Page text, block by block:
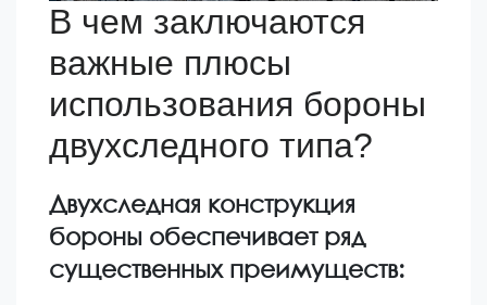
В чем заключаются
важные плюсы
использования бороны
двухследного типа?
Двухследная конструкция
бороны обеспечивает ряд
существенных преимуществ: